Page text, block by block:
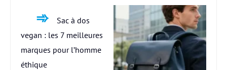
Sac à dos
vegan : les 7 meilleures
marques pour l’homme
éthique